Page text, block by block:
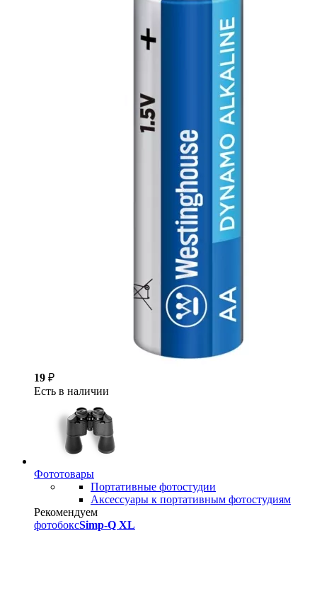
19 ₽
Есть в наличии
Фототовары
Портативные фотостудии
Аксессуары к портативным фотостудиям
Рекомендуем
фотобоксSimp-Q XL